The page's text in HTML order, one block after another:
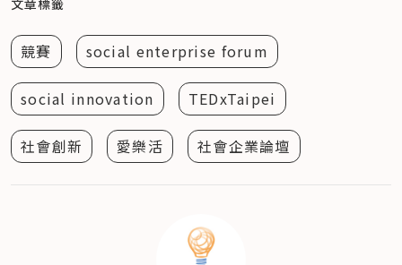
文章標籤
競賽 social enterprise forum
social innovation TEDxTaipei
社會創新 愛樂活 社會企業論壇